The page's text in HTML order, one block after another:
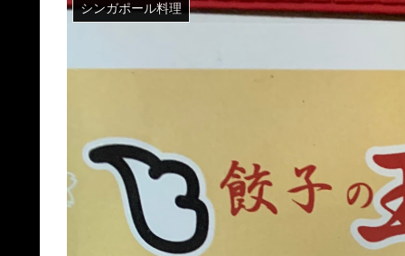
シンガポール料理